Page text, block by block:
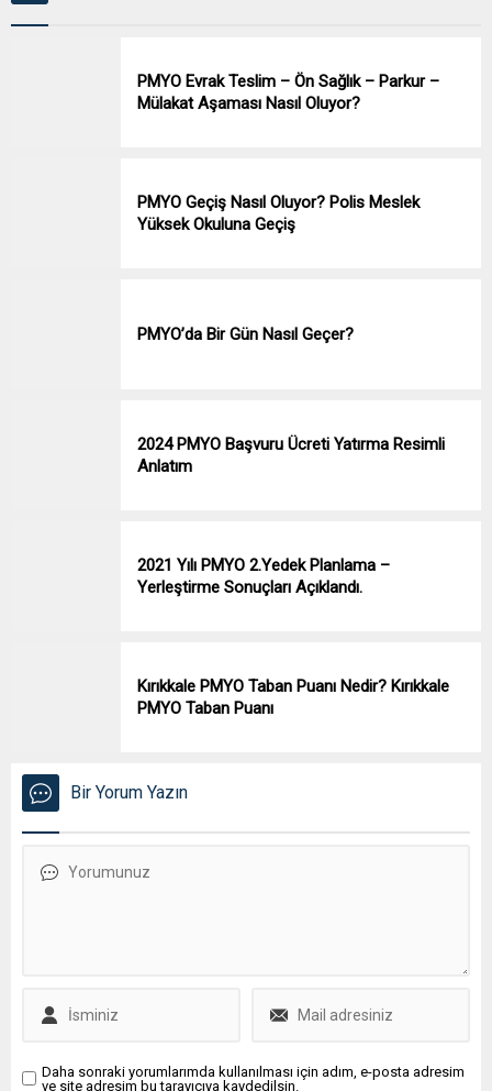
PMYO Evrak Teslim – Ön Sağlık – Parkur –
Mülakat Aşaması Nasıl Oluyor?
PMYO Geçiş Nasıl Oluyor? Polis Meslek
Yüksek Okuluna Geçiş
PMYO’da Bir Gün Nasıl Geçer?
2024 PMYO Başvuru Ücreti Yatırma Resimli
Anlatım
2021 Yılı PMYO 2.Yedek Planlama –
Yerleştirme Sonuçları Açıklandı.
Kırıkkale PMYO Taban Puanı Nedir? Kırıkkale
PMYO Taban Puanı
Bir Yorum Yazın
Daha sonraki yorumlarımda kullanılması için adım, e-posta adresim
ve site adresim bu tarayıcıya kaydedilsin.